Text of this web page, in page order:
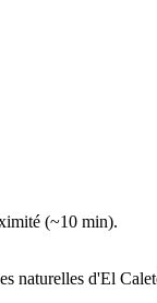
(~10 min).
naturelles d'El